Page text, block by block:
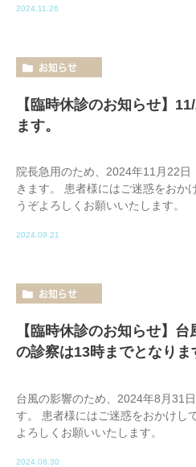
2024.11.26
お知らせ
【臨時休診のお知らせ】
ます。
院長急用のため、2024年11月22
きます。 患者様にはご迷惑をおか
うぞよろしくお願いいたします。
2024.09.21
お知らせ
【臨時休診のお知らせ】
の診察は13時までとなりま
台風の影響のため、2024年8月31
す。 患者様にはご迷惑をおかけし
よろしくお願いいたします。
2024.08.30